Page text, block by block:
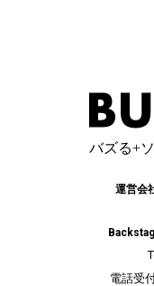
運営会
電話受